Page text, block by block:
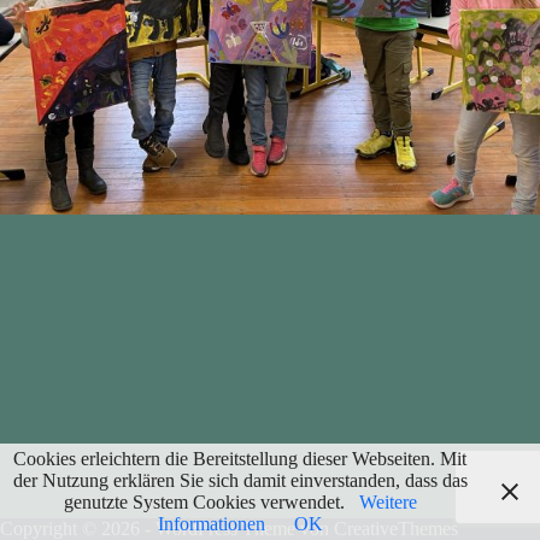
Copyright © 2026 - WordPress Theme von
Cookies erleichtern die Bereitstellung dieser Webseiten. Mit
der Nutzung erklären Sie sich damit einverstanden, dass das
genutzte System Cookies verwendet.
Weitere
Informationen
OK